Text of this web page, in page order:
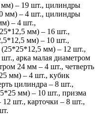
мм) – 19 шт., цилиндры
мм) – 4 шт., цилиндры
– 4 шт.,
мм) – 16 шт.,
мм) – 10 шт.,
мм) – 12 шт.,
арка малая диаметром
24 мм – 4 шт., четверть
мм) – 4 шт., кубик
цилиндра – 8 шт.,
мм) – 10 шт., призма
шт., карточки – 8 шт.,